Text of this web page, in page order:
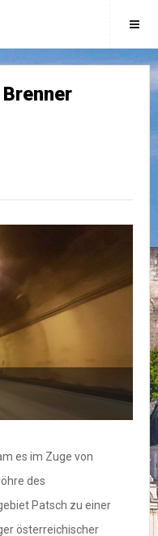
es im Zuge von
des
Patsch zu einer
österreichischer